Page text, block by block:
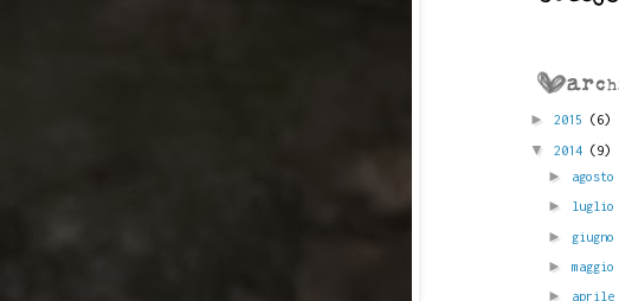
► 2015 (6)
▼ 2014 (9)
► agosto
► luglio
► giugno
► maggio
► aprile